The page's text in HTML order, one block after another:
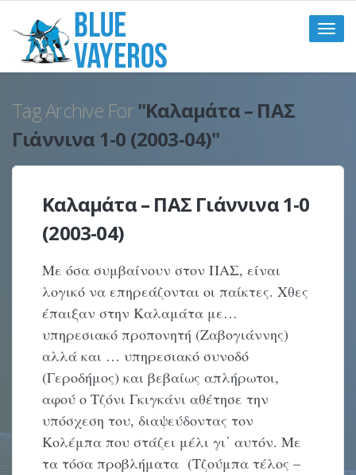
Toggle
Tag Archive For"Καλαμάτα – ΠΑΣ
Γιάννινα 1-0 (2003-04)"
Καλαμάτα – ΠΑΣ Γιάννινα 1-0
(2003-04)
Με όσα συμβαίνουν στον ΠΑΣ, είναι
λογικό να επηρεάζονται οι παίκτες. Χθες
έπαιξαν στην Καλαμάτα με…
υπηρεσιακό προπονητή (Ζαβογιάννης)
αλλά και … υπηρεσιακό συνοδό
(Γεροδήμος) και βεβαίως απλήρωτοι,
αφού ο Τζόνι Γκιγκάνι αθέτησε την
υπόσχεση του, διαψεύδοντας τον
Κολέμπα που στάζει μέλι γι΄ αυτόν. Με
τα τόσα προβλήματα (Τζούμπα τέλος –